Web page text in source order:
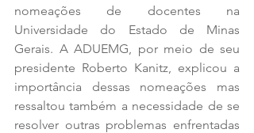
nomeações de docentes na
Universidade do Estado de Minas
Gerais. A ADUEMG, por meio de seu
presidente Roberto Kanitz, explicou a
importância dessas nomeações mas
ressaltou também a necessidade de se
resolver outras problemas enfrentadas